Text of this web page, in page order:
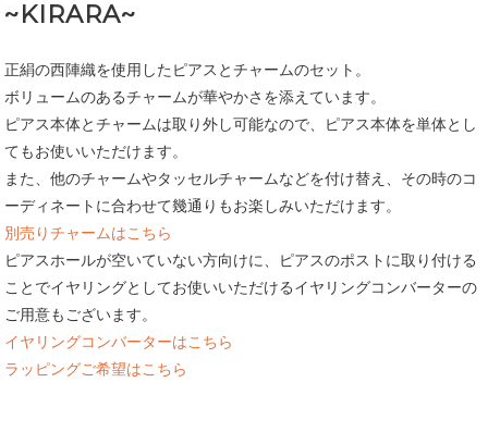
~KIRARA~
正絹の西陣織を使用したピアスとチャームのセット。
ボリュームのあるチャームが華やかさを添えています。
ピアス本体とチャームは取り外し可能なので、ピアス本体を単体とし
てもお使いいただけます。
また、他のチャームやタッセルチャームなどを付け替え、その時のコ
ーディネートに合わせて幾通りもお楽しみいただけます。
別売りチャームはこちら
ピアスホールが空いていない方向けに、ピアスのポストに取り付ける
ことでイヤリングとしてお使いいただけるイヤリングコンバーターの
ご用意もございます。
イヤリングコンバーターはこちら
ラッピングご希望はこちら